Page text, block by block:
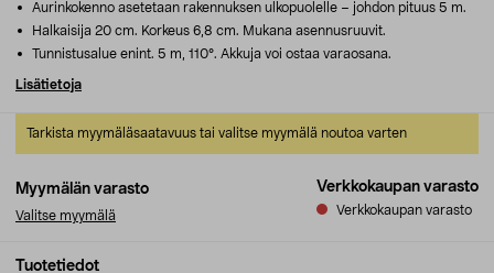
Myymälän varasto
Valitse myymälä
Verkkokaupan varasto
Verkkokaupan varasto
Tarkista myymäläsaatavuus tai valitse myymälä noutoa varten
Aurinkokenno asetetaan rakennuksen ulkopuolelle – johdon pituus 5 m.
Halkaisija 20 cm. Korkeus 6,8 cm. Mukana asennusruuvit.
Tunnistusalue enint. 5 m, 110°. Akkuja voi ostaa varaosana.
Lisätietoja
Tuotetiedot